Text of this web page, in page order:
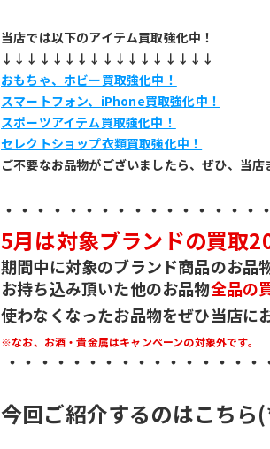
当店では以下のアイテム買取強化中！
↓↓↓↓↓↓↓↓↓↓↓↓↓↓↓↓↓
おもちゃ、ホビー買取強化中！
スマートフォン、iPhone買取強化中！
スポーツアイテム買取強化中！
セレクトショップ衣類買取強化中！
ご不要なお品物がございましたら、ぜひ、当店
・・・・・・・・・・・・・・・・
5月は対象ブランドの買取
期間中に対象のブランド商品のお品
お持ち込み頂いた他のお品物全品の
使わなくなったお品物をぜひ当店に
※なお、お酒・貴金属はキャンペーンの対象外です。
・・・・・・・・・・・・・・・・
今回ご紹介するのはこち